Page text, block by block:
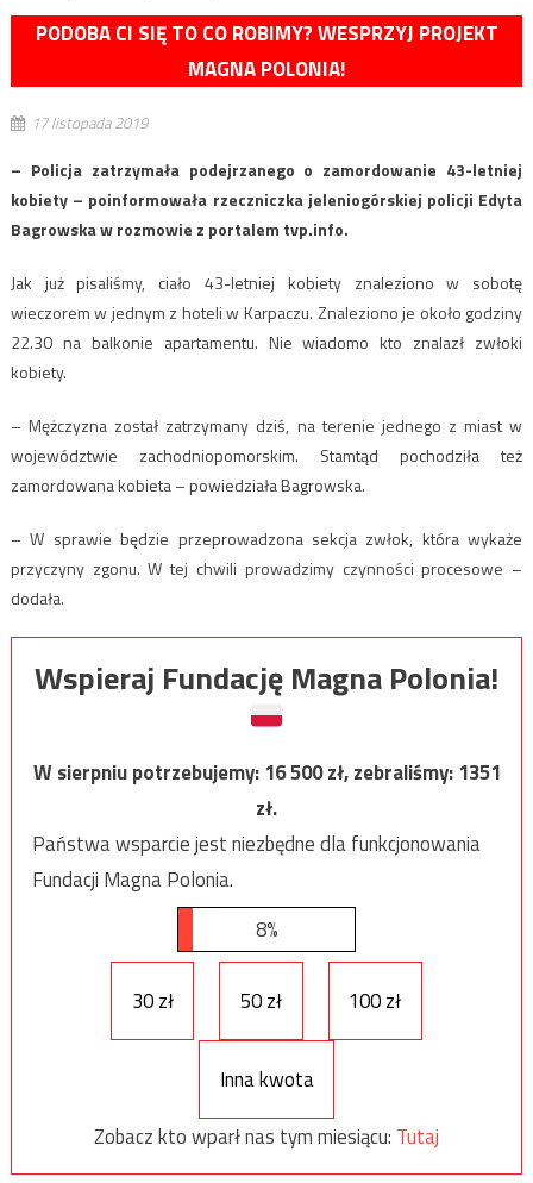
PODOBA CI SIĘ TO CO ROBIMY? WESPRZYJ PROJEKT
MAGNA POLONIA!
17 listopada 2019
– Policja zatrzymała podejrzanego o zamordowanie 43-letniej
kobiety – poinformowała rzeczniczka jeleniogórskiej policji Edyta
Bagrowska w rozmowie z portalem tvp.info.
Jak już pisaliśmy, ciało 43-letniej kobiety znaleziono w sobotę
wieczorem w jednym z hoteli w Karpaczu. Znaleziono je około godziny
22.30 na balkonie apartamentu. Nie wiadomo kto znalazł zwłoki
kobiety.
– Mężczyzna został zatrzymany dziś, na terenie jednego z miast w
województwie zachodniopomorskim. Stamtąd pochodziła też
zamordowana kobieta – powiedziała Bagrowska.
– W sprawie będzie przeprowadzona sekcja zwłok, która wykaże
przyczyny zgonu. W tej chwili prowadzimy czynności procesowe –
dodała.
Wspieraj Fundację Magna Polonia!
W sierpniu potrzebujemy:16 500zł, zebraliśmy:1351
zł.
Państwa wsparcie jest niezbędne dla funkcjonowania
Fundacji Magna Polonia.
8%
30 zł 50 zł 100 zł
Inna kwota
Zobacz kto wparł nas tym miesiącu: Tutaj